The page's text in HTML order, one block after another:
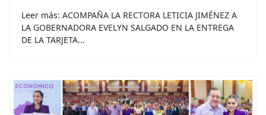
Leer más: ACOMPAÑA LA RECTORA LETICIA JIMÉNEZ A
LA GOBERNADORA EVELYN SALGADO EN LA ENTREGA
DE LA TARJETA...